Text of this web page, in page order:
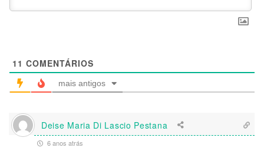
11 COMENTÁRIOS
mais antigos
Deise Maria Di Lascio Pestana
6 anos atrás